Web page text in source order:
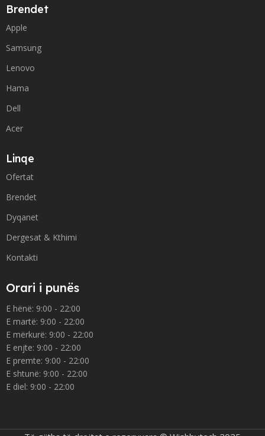
Brendet
Apple
Samsung
Lenovo
Hama
Dell
Acer
Linqe
Ofertat
Brendet
Dyqanet
Dergesat & Kthimi
Kontakti
Orari i punës
E hënë: 9:00 - 22:00
E martë: 9:00 - 22:00
E mërkurë: 9:00 - 22:00
E enjte: 9:00 - 22:00
E premte: 9:00 - 22:00
E shtunë: 9:00 - 22:00
E diel: 9:00 - 22:00